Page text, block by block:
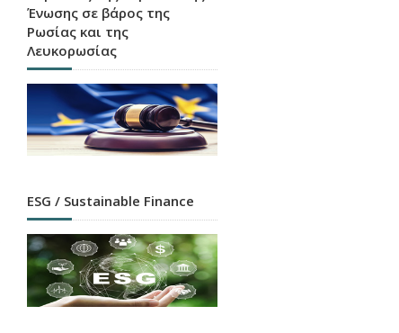
Ένωσης σε βάρος της
Ρωσίας και της
Λευκορωσίας
ESG / Sustainable Finance